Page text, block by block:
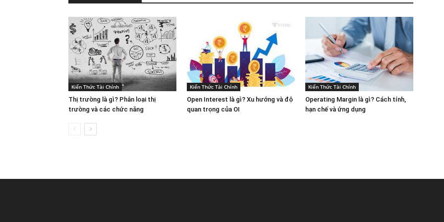
Kiến Thức Tài Chính
Thị trường là gì? Phân loại thị
trường và các chức năng
Kiến Thức Tài Chính
Open Interest là gì? Xu hướng và độ
quan trọng của OI
Kiến Thức Tài Chính
Operating Margin là gì? Cách tính,
hạn chế và ứng dụng